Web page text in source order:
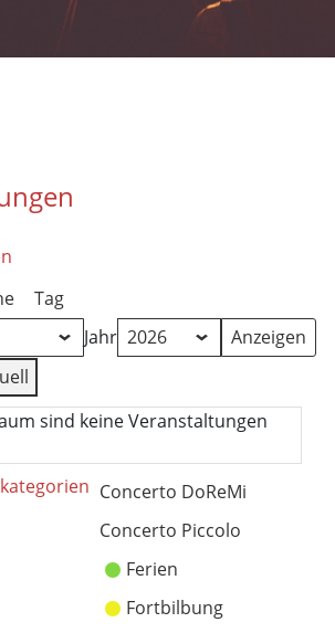
Tag
Jahr
sind keine Veranstaltungen
Concerto DoReMi
Concerto Piccolo
Ferien
Fortbilbung